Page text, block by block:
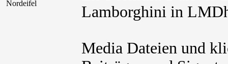
Nordeifel
Lamborghini in
Media Dateien und